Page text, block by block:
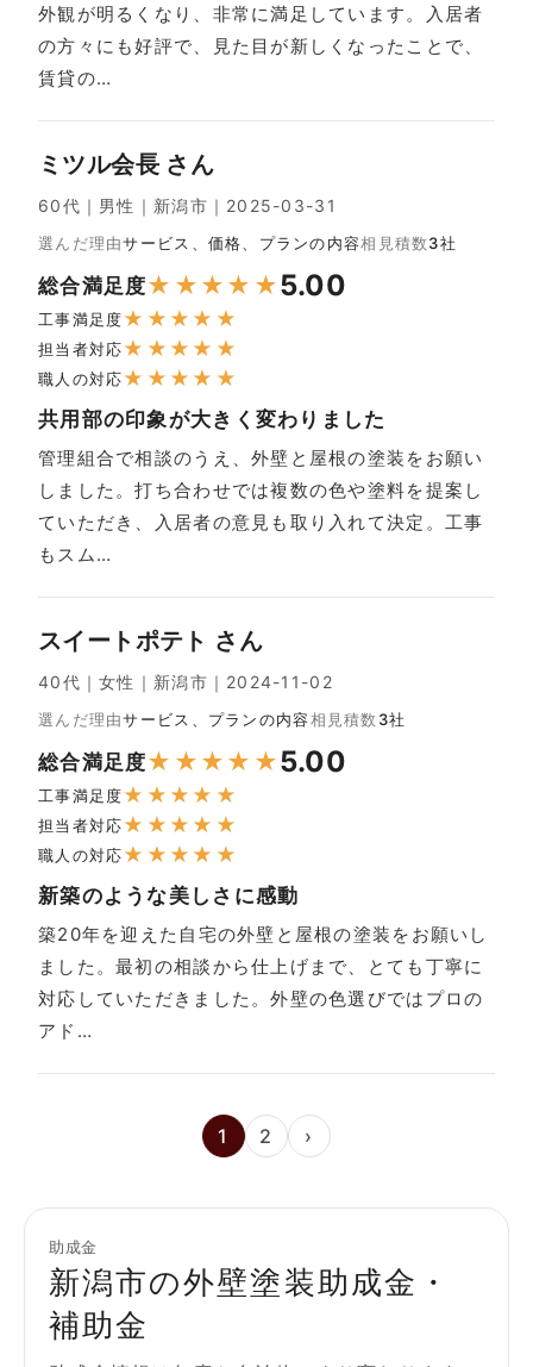
外観が明るくなり、非常に満足しています。入居者
の方々にも好評で、見た目が新しくなったことで、
賃貸の…
ミツル会長 さん
60代｜男性｜新潟市｜2025-03-31
選んだ理由サービス、価格、プランの内容相見積数3社
総合満足度★ ★ ★ ★ ★5.00
工事満足度★ ★ ★ ★ ★
担当者対応★ ★ ★ ★ ★
職人の対応★ ★ ★ ★ ★
共用部の印象が大きく変わりました
管理組合で相談のうえ、外壁と屋根の塗装をお願い
しました。打ち合わせでは複数の色や塗料を提案し
ていただき、入居者の意見も取り入れて決定。工事
もスム…
スイートポテト さん
40代｜女性｜新潟市｜2024-11-02
選んだ理由サービス、プランの内容相見積数 3社
総合満足度★ ★ ★ ★ ★5.00
工事満足度★ ★ ★ ★ ★
担当者対応★ ★ ★ ★ ★
職人の対応★ ★ ★ ★ ★
新築のような美しさに感動
築20年を迎えた自宅の外壁と屋根の塗装をお願いし
ました。最初の相談から仕上げまで、とても丁寧に
対応していただきました。外壁の色選びではプロの
アド…
1 2 ›
助成金
新潟市の外壁塗装助成金・
補助金